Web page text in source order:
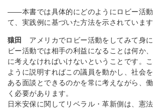
――本書では具体的にどのようにロビー活
て、実践例に基づいた方法を示されています
猿田
アメリカでロビー活動をしてみて身
ビー活動では相手の利益になることは何か
に考えなければいけないということです。
ように説明すればこの議員を動かし、社会
ある面談とできるのかを常に考えながら、
く必要があります。
日米安保に関してリベラル・革新側は、憲